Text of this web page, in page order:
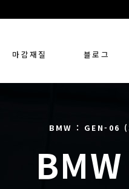
마감재질 블로그
BMW : GEN-06